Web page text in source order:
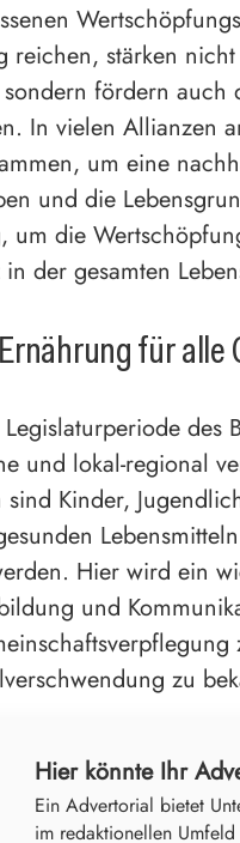
reichen, stärken
fördern auch
In vielen Allianzen
um eine
und die
um die
in der gesamten
für alle
des
und lokal-regional
Kinder,
Hier wird ein
und
zu
Hier könnte Ihr
Ein Advertorial bietet
im redaktionellen